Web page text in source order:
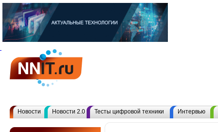
Новости Новости 2.0 Тесты цифровой техники Интервью